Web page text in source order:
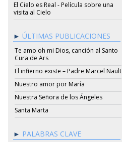
El Cielo es Real - Película sobre una
visita al Cielo
ÚLTIMAS PUBLICACIONES
Te amo oh mi Dios, canción al Santo
Cura de Ars
El infierno existe – Padre Marcel Nault
Nuestro amor por María
Nuestra Señora de los Ángeles
Santa Marta
PALABRAS CLAVE